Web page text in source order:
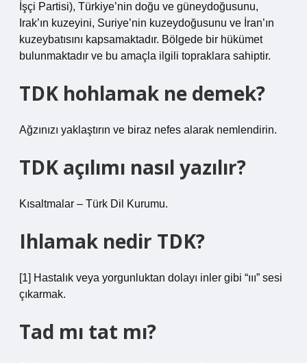
İşçi Partisi), Türkiye’nin doğu ve güneydoğusunu,
Irak’ın kuzeyini, Suriye’nin kuzeydoğusunu ve İran’ın
kuzeybatısını kapsamaktadır. Bölgede bir hükümet
bulunmaktadır ve bu amaçla ilgili topraklara sahiptir.
TDK hohlamak ne demek?
Ağzınızı yaklaştırın ve biraz nefes alarak nemlendirin.
TDK açılımı nasıl yazılır?
Kısaltmalar – Türk Dil Kurumu.
Ihlamak nedir TDK?
[1] Hastalık veya yorgunluktan dolayı inler gibi “ııı” sesi
çıkarmak.
Tad mı tat mı?